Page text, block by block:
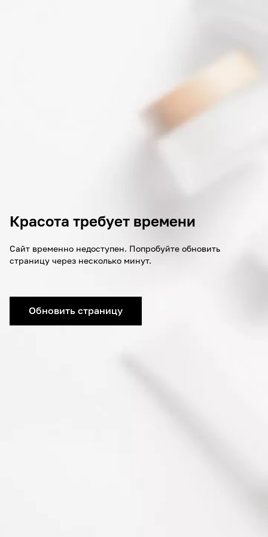
Красота требует времени
Сайт временно недоступен. Попробуйте обновить
страницу через несколько минут.
Обновить страницу